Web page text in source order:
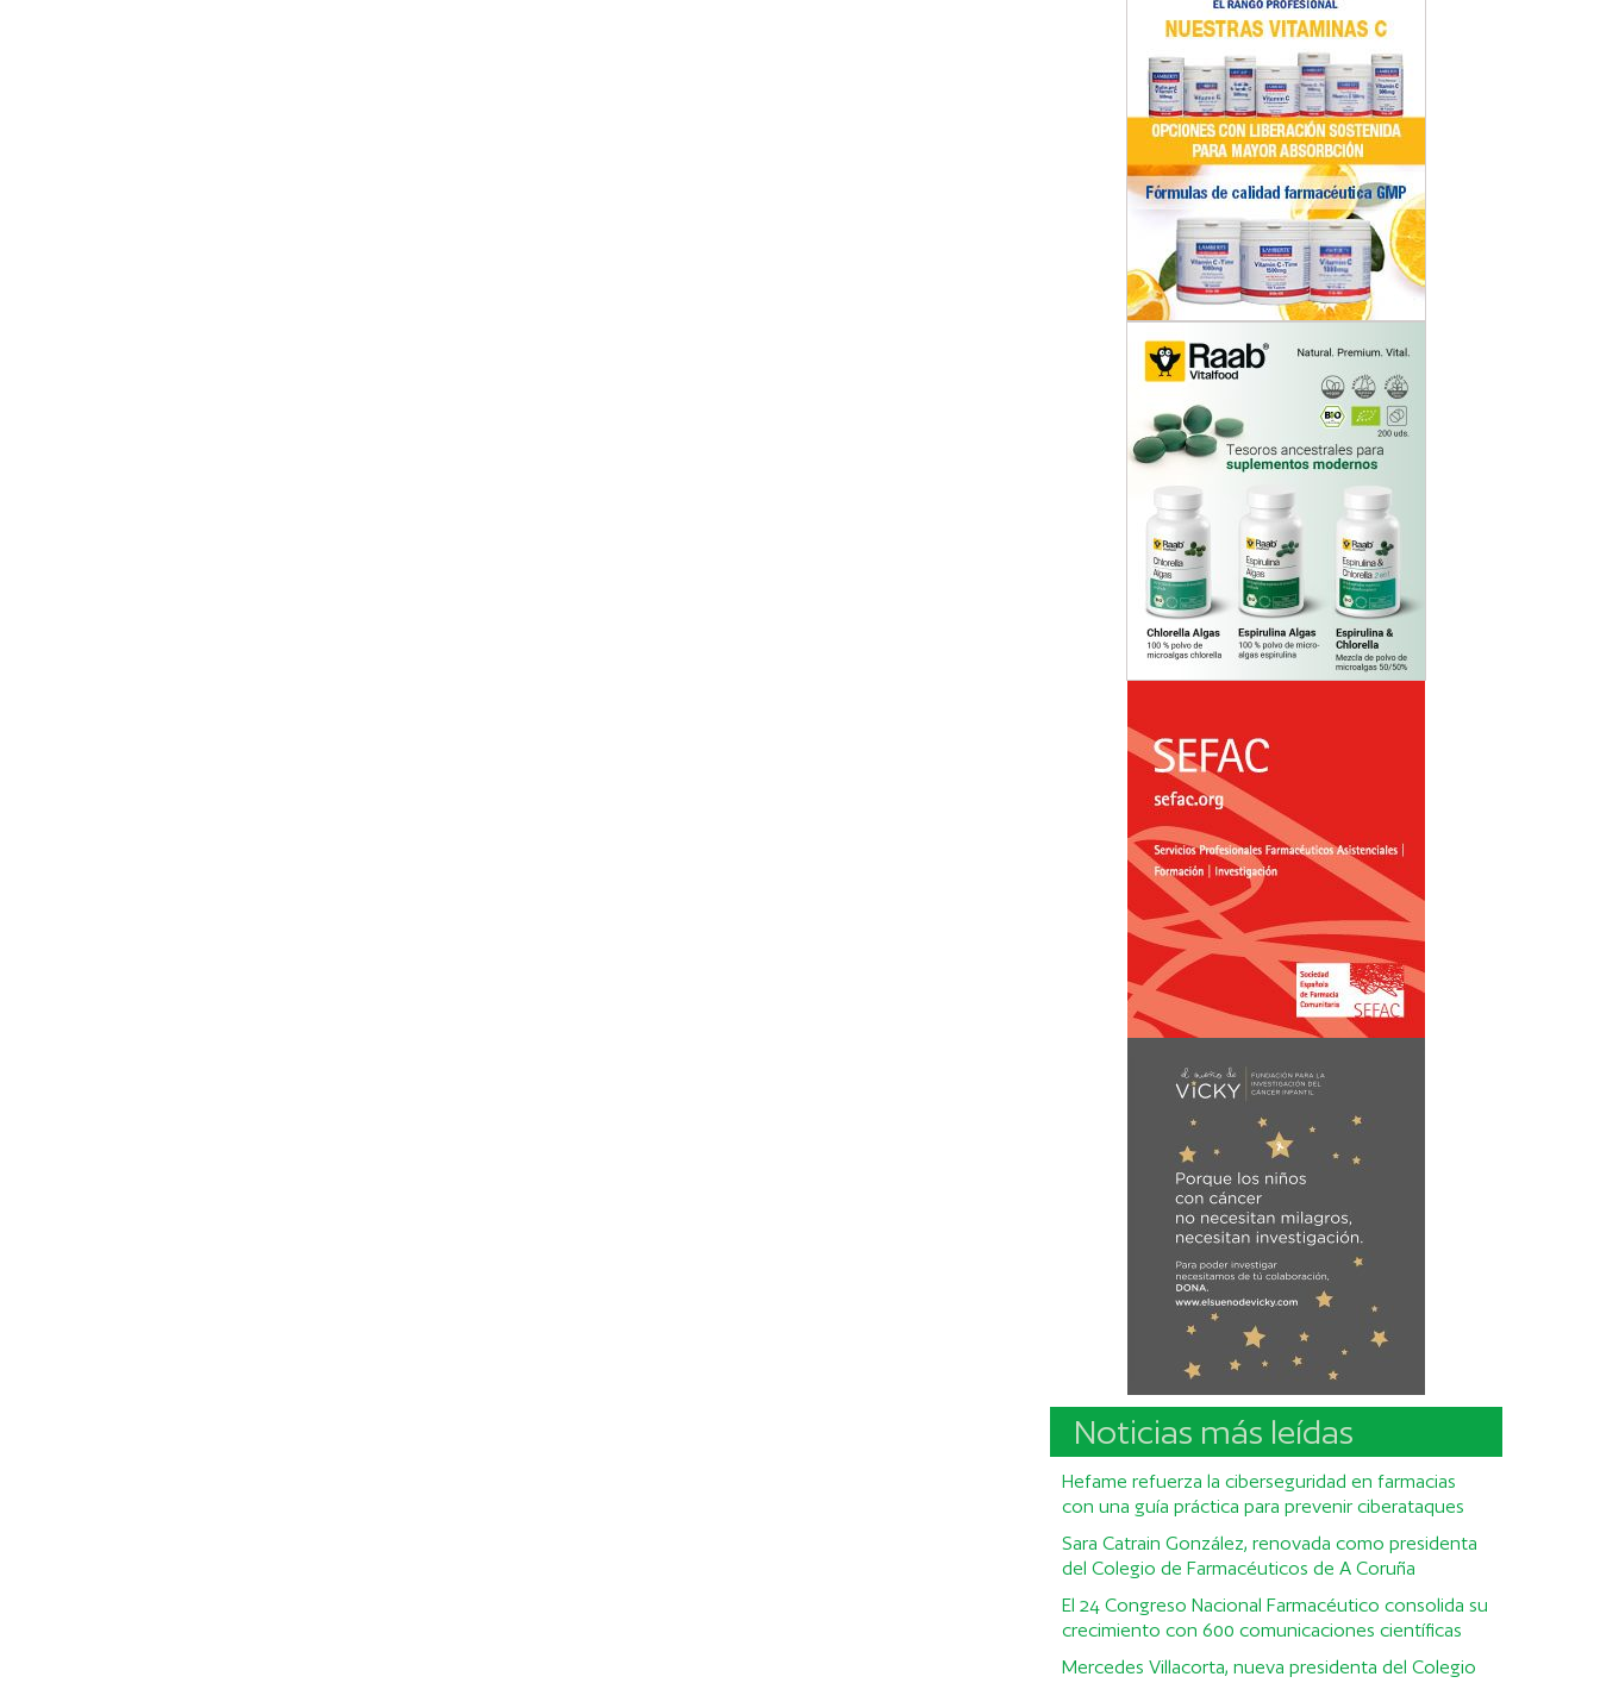
Noticias más leídas
Hefame refuerza la ciberseguridad en farmacias
con una guía práctica para prevenir ciberataques
Sara Catrain González, renovada como presidenta
del Colegio de Farmacéuticos de A Coruña
El 24 Congreso Nacional Farmacéutico consolida su
crecimiento con 600 comunicaciones científicas
Mercedes Villacorta, nueva presidenta del Colegio